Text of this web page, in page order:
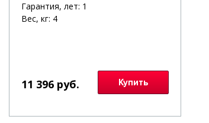
Гарантия, лет: 1
Вес, кг: 4
11 396 руб. Купить